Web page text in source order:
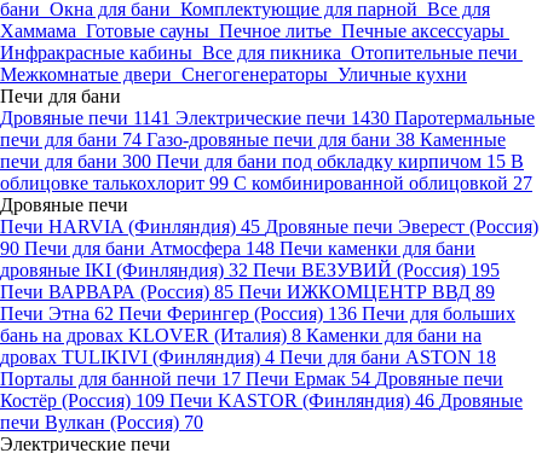
бани Окна для бани Комплектующие для парной Все для
Хаммама Готовые сауны Печное литье Печные аксессуары
Инфракрасные кабины Все для пикника Отопительные печи
Межкомнатые двери Снегогенераторы Уличные кухни
Печи для бани
Дровяные печи 1141 Электрические печи 1430 Паротермальные
печи для бани 74 Газо-дровяные печи для бани 38 Каменные
печи для бани 300 Печи для бани под обкладку кирпичом 15 В
облицовке талькохлорит 99 С комбинированной облицовкой 27
Дровяные печи
Печи HARVIA (Финляндия) 45 Дровяные печи Эверест (Россия)
90 Печи для бани Атмосфера 148 Печи каменки для бани
дровяные IKI (Финляндия) 32 Печи ВЕЗУВИЙ (Россия) 195
Печи ВАРВАРА (Россия) 85 Печи ИЖКОМЦЕНТР ВВД 89
Печи Этна 62 Печи Ферингер (Россия) 136 Печи для больших
бань на дровах KLOVER (Италия) 8 Каменки для бани на
дровах TULIKIVI (Финляндия) 4 Печи для бани ASTON 18
Порталы для банной печи 17 Печи Ермак 54 Дровяные печи
Костёр (Россия) 109 Печи KASTOR (Финляндия) 46 Дровяные
печи Вулкан (Россия) 70
Электрические печи